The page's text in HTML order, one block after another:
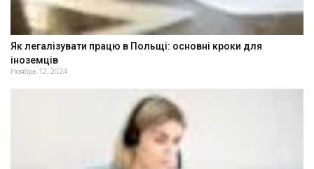
Як легалізувати працю в Польщі: основні кроки для
іноземців
Ноябрь 12, 2024